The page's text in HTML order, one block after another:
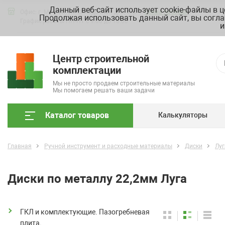
Офис: г. Москва, ул. Складочная д. 3, стр. 7Схема проезда
График работы ПН-ПТ с 9.00 до 18.00
Центр строительной
комплектации
Мы не просто продаем строительные материалы
Мы помогаем решать ваши задачи
Каталог товаров Калькуляторы
Главная Ручной инструмент и расходные материалы Диски
Диски по металлу 22,2мм Луга
ГКЛ и комплектующие. Пазогребневая
плита.
Данный веб-сайт использует cookie-файлы в
Продолжая использовать данный сайт, вы